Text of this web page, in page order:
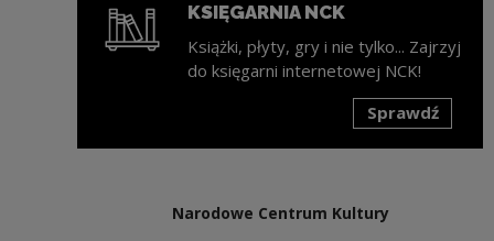
KSIĘGARNIA NCK
Książki, płyty, gry i nie tylko... Zajrzyj
do księgarni internetowej NCK!
Sprawdź
Narodowe Centrum Kultury